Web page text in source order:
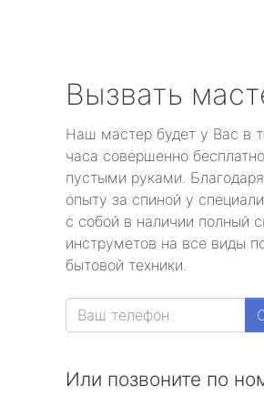
Вызвать
Наш мастер будет у Вас в
часа совершенно
пустыми руками.
опыту за спиной у
с собой в наличии полный
инструметов на все виды
бытовой техники.
Или позвоните по